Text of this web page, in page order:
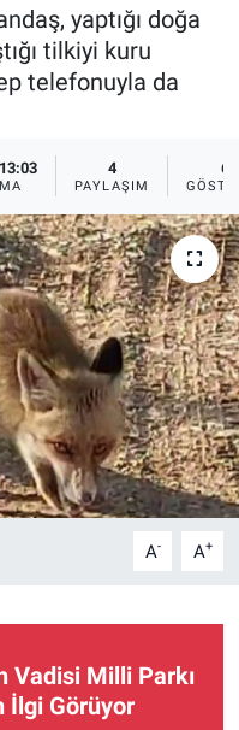
yaptığı doğa
tilkiyi kuru
telefonuyla da
4
PAYLAŞIM
6
A- A+
Vadisi Milli Parkı
İlgi Görüyor